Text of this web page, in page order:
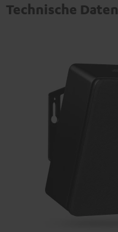
Technische Daten